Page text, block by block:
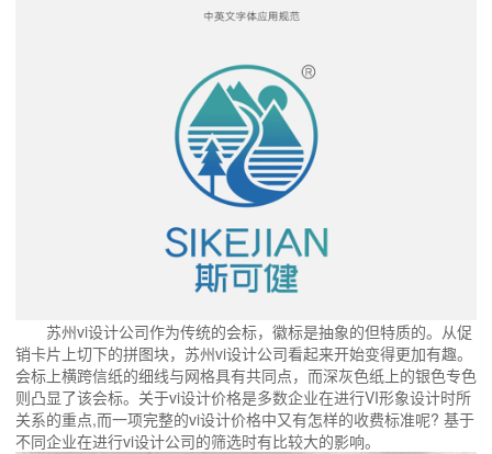
苏州vi设计公司作为传统的会标，徽标是抽象的但特质的。从促
销卡片上切下的拼图块，苏州vi设计公司看起来开始变得更加有趣。
会标上横跨信纸的细线与网格具有共同点，而深灰色纸上的银色专色
则凸显了该会标。关于vi设计价格是多数企业在进行VI形象设计时所
关系的重点,而一项完整的vi设计价格中又有怎样的收费标准呢? 基于
不同企业在进行vi设计公司的筛选时有比较大的影响。